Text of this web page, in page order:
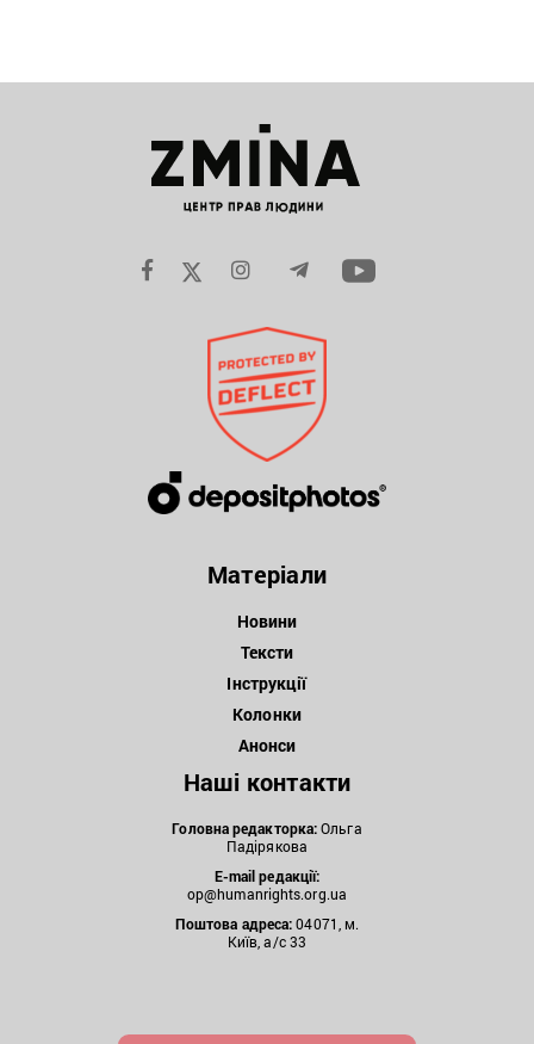
Матеріали
Новини
Тексти
Інструкції
Колонки
Анонси
Наші контакти
Головна редакторка:Ольга
Падірякова
E-mail редакції:
op@humanrights.org.ua
Поштова адреса:04071, м.
Київ, а/с 33